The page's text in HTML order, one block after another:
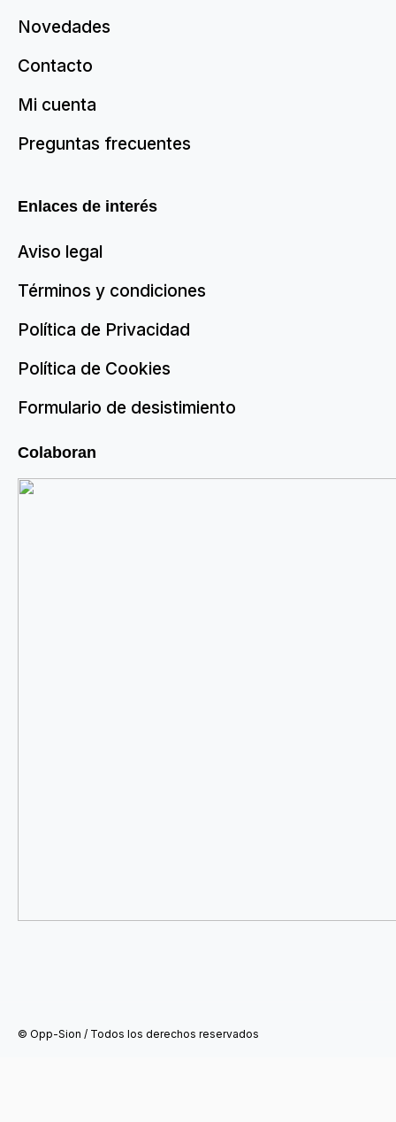
Novedades
Contacto
Mi cuenta
Preguntas frecuentes
Enlaces de interés
Aviso legal
Términos y condiciones
Política de Privacidad
Política de Cookies
Formulario de desistimiento
Colaboran
© Opp-Sion / Todos los derechos reservados